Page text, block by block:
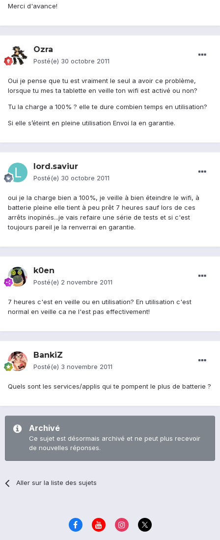
Merci d'avance!
Ozra
Posté(e) 30 octobre 2011
Oui je pense que tu est vraiment le seul a avoir ce problème,
lorsque tu mes ta tablette en veille ton wifi est activé ou non?
Tu la charge a 100% ? elle te dure combien temps en utilisation?
Si elle s’éteint en pleine utilisation Envoi la en garantie.
lord.saviur
Posté(e) 30 octobre 2011
oui je la charge bien a 100%, je veille à bien éteindre le wifi, à
batterie pleine elle tient à peu prêt 7 heures sauf lors de ces
arrêts inopinés...je vais refaire une série de tests et si c'est
toujours pareil je la renverrai en garantie.
k0en
Posté(e) 2 novembre 2011
7 heures c'est en veille ou en utilisation? En utilisation c'est
normal en veille ca ne l'est pas effectivement!
BankiZ
Posté(e) 3 novembre 2011
Quels sont les services/applis qui te pompent le plus de batterie ?
Archivé
Ce sujet est désormais archivé et ne peut plus recevoir
de nouvelles réponses.
Aller sur la liste des sujets